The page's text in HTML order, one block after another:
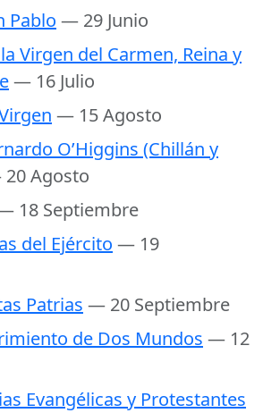
Pablo — 29 Junio
Virgen del Carmen, Reina y
— 16 Julio
— 15 Agosto
O’Higgins (Chillán y
Agosto
18 Septiembre
del Ejército — 19
Patrias — 20 Septiembre
de Dos Mundos — 12
Evangélicas y Protestantes